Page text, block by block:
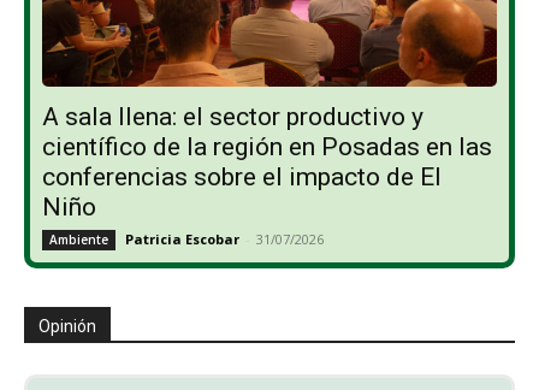
A sala llena: el sector productivo y
científico de la región en Posadas en las
conferencias sobre el impacto de El
Niño
Ambiente Patricia Escobar - 31/07/2026
Opinión